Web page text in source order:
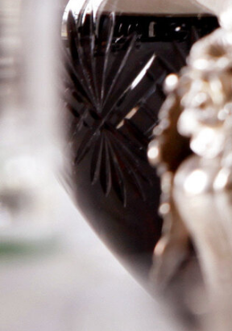
Logga in för att se priset
Art.nr: 20312-01
Information
Producent Ch du Glana
Årgång 1982
Land Frankrike
Område St-Julien
Färg Rött
75cl
–